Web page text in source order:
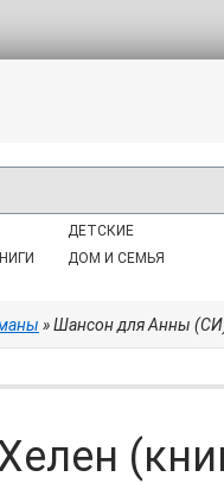
ДЕТСКИЕ
ДОМ И СЕМЬЯ
» Шансон для Анны (СИ) -